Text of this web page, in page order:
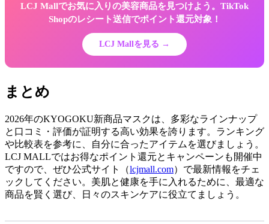
LCJ Mallでお気に入りの美容商品を見つけよう。TikTok
Shopのレシート送信でポイント還元対象！
LCJ Mallを見る →
まとめ
2026年のKYOGOKU新商品マスクは、多彩なラインナップ
と口コミ・評価が証明する高い効果を誇ります。ランキング
や比較表を参考に、自分に合ったアイテムを選びましょう。
LCJ MALLではお得なポイント還元とキャンペーンも開催中
ですので、ぜひ公式サイト（lcjmall.com）で最新情報をチェ
ックしてください。美肌と健康を手に入れるために、最適な
商品を賢く選び、日々のスキンケアに役立てましょう。